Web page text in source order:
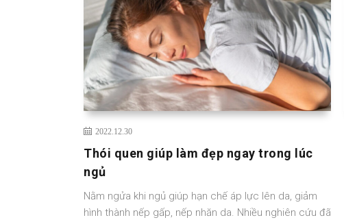
2022.12.30
Thói quen giúp làm đẹp ngay trong lúc
ngủ
Nằm ngửa khi ngủ giúp hạn chế áp lực lên da, giảm
hình thành nếp gấp, nếp nhăn da. Nhiều nghiên cứu đã